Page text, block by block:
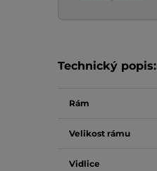
Technický popis:
Rám
Velikost rámu
Vidlice